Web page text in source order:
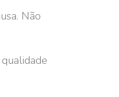
Não